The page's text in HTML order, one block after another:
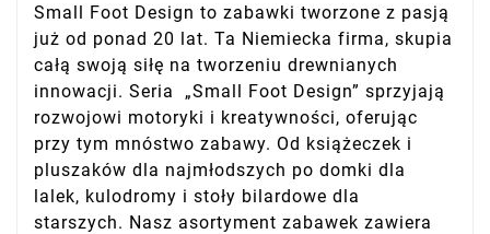
Small Foot Design to zabawki tworzone z pasją
już od ponad 20 lat. Ta Niemiecka firma, skupia
całą swoją siłę na tworzeniu drewnianych
innowacji. Seria „Small Foot Design” sprzyjają
rozwojowi motoryki i kreatywności, oferując
przy tym mnóstwo zabawy. Od książeczek i
pluszaków dla najmłodszych po domki dla
lalek, kulodromy i stoły bilardowe dla
starszych. Nasz asortyment zabawek zawiera